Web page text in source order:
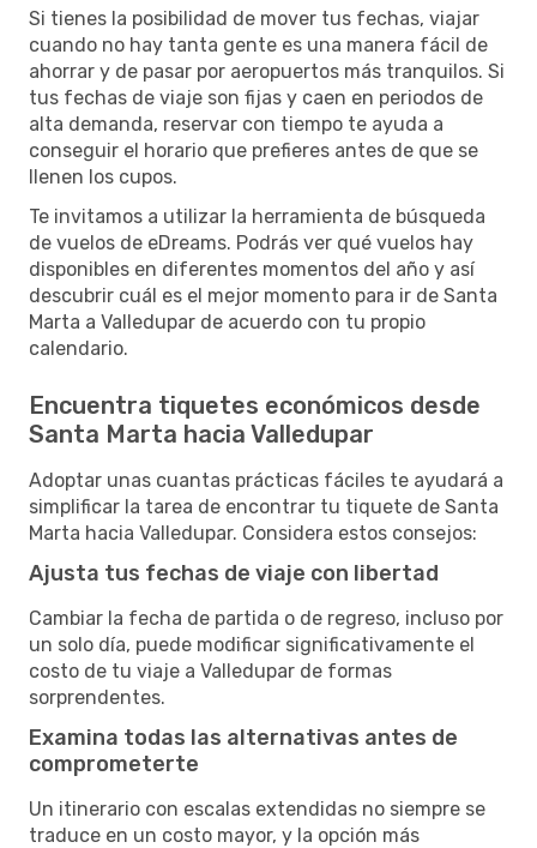
Si tienes la posibilidad de mover tus fechas, viajar
cuando no hay tanta gente es una manera fácil de
ahorrar y de pasar por aeropuertos más tranquilos. Si
tus fechas de viaje son fijas y caen en periodos de
alta demanda, reservar con tiempo te ayuda a
conseguir el horario que prefieres antes de que se
llenen los cupos.
Te invitamos a utilizar la herramienta de búsqueda
de vuelos de eDreams. Podrás ver qué vuelos hay
disponibles en diferentes momentos del año y así
descubrir cuál es el mejor momento para ir de Santa
Marta a Valledupar de acuerdo con tu propio
calendario.
Encuentra tiquetes económicos desde
Santa Marta hacia Valledupar
Adoptar unas cuantas prácticas fáciles te ayudará a
simplificar la tarea de encontrar tu tiquete de Santa
Marta hacia Valledupar. Considera estos consejos:
Ajusta tus fechas de viaje con libertad
Cambiar la fecha de partida o de regreso, incluso por
un solo día, puede modificar significativamente el
costo de tu viaje a Valledupar de formas
sorprendentes.
Examina todas las alternativas antes de
comprometerte
Un itinerario con escalas extendidas no siempre se
traduce en un costo mayor, y la opción más